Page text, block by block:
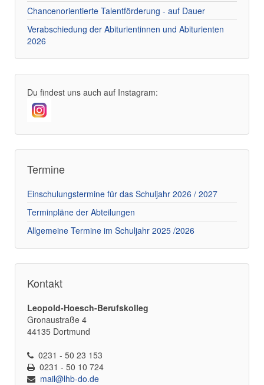
Chancenorientierte Talentförderung - auf Dauer
Verabschiedung der Abiturientinnen und Abiturienten
2026
Du findest uns auch auf Instagram:
Termine
Einschulungstermine für das Schuljahr 2026 / 2027
Terminpläne der Abteilungen
Allgemeine Termine im Schuljahr 2025 /2026
Kontakt
Leopold-Hoesch-Berufskolleg
Gronaustraße 4
44135 Dortmund
0231 - 50 23 153
0231 - 50 10 724
mail@lhb-do.de